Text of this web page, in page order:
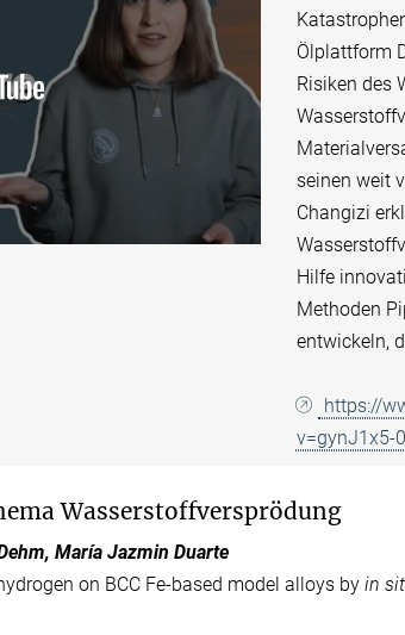
Ölplattform
Risiken des
seinen weit
Changizi
Hilfe
Methoden
entwickeln,
https://
v=gynJ1x5-
Wasserstoffversprödung
María Jazmin Duarte
on BCC Fe-based model alloys byin